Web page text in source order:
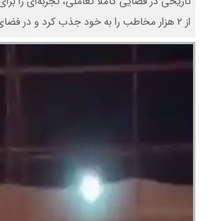
از ۲ هزار مخاطب را به خود جذب کرد و در فضای مجازی با عنوان «جهنم شبیه‌سازی‌شده در فومن» مورد توجه قرار گرفت.